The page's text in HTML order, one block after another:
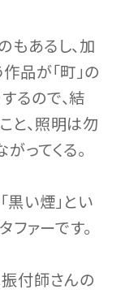
もあるし、加
品が「町」の
るので、結
と、照明は勿
ってくる。
黒い煙」とい
ファーです。
振付師さんの